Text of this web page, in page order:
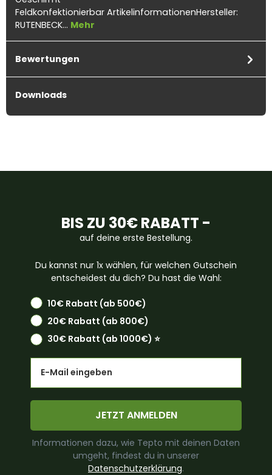
Feldkonfektionierbar ArtikelinformationenHersteller:
RUTENBECK… Mehr
Bewertungen
Downloads
BIS ZU 30€ RABATT -
auf deine erste Bestellung.
Du kannst nur 1x wählen, für welchen Gutschein
entscheidest du dich? Du hast die Wahl:
10€ Rabatt (ab 500€)
20€ Rabatt (ab 800€)
30€ Rabatt (ab 1000€) ⭐️
JETZT ANMELDEN
Informationen dazu, wie Tepto mit deinen Daten
umgeht, findest du in unserer
Datenschutzerklärung.